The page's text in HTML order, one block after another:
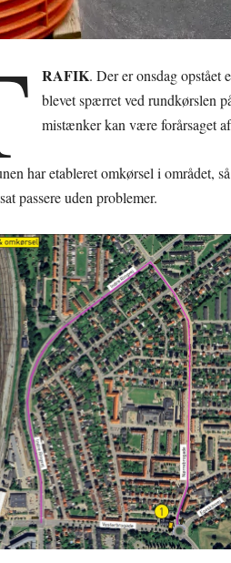
RAFIK. Der er onsdag opstået
blevet spærret ved rundkørslen
mistænker kan være forårsaget
har etableret omkørsel i området,
passere uden problemer.